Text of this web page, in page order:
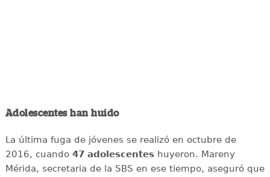
Adolescentes han huido
La última fuga de jóvenes se realizó en octubre de
2016, cuando 47 adolescenteshuyeron. Mareny
Mérida, secretaria de la SBS en ese tiempo, aseguró que